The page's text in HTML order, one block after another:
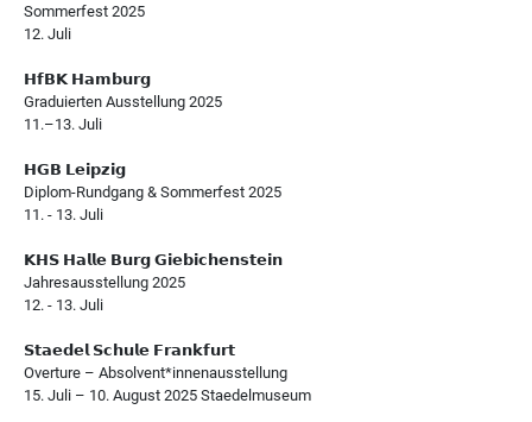
Sommerfest 2025
12. Juli
𝗛𝗳𝗕𝗞 𝗛𝗮𝗺𝗯𝘂𝗿𝗴
Graduierten Ausstellung 2025
11.–13. Juli
𝗛𝗚𝗕 𝗟𝗲𝗶𝗽𝘇𝗶𝗴
Diplom-Rundgang & Sommerfest 2025
11. - 13. Juli
𝗞𝗛𝗦 𝗛𝗮𝗹𝗹𝗲 𝗕𝘂𝗿𝗴 𝗚𝗶𝗲𝗯𝗶𝗰𝗵𝗲𝗻𝘀𝘁𝗲𝗶𝗻
Jahresausstellung 2025
12. - 13. Juli
𝗦𝘁𝗮𝗲𝗱𝗲𝗹 𝗦𝗰𝗵𝘂𝗹𝗲 𝗙𝗿𝗮𝗻𝗸𝗳𝘂𝗿𝘁
Overture – Absolvent*innenausstellung
15. Juli – 10. August 2025 Staedelmuseum